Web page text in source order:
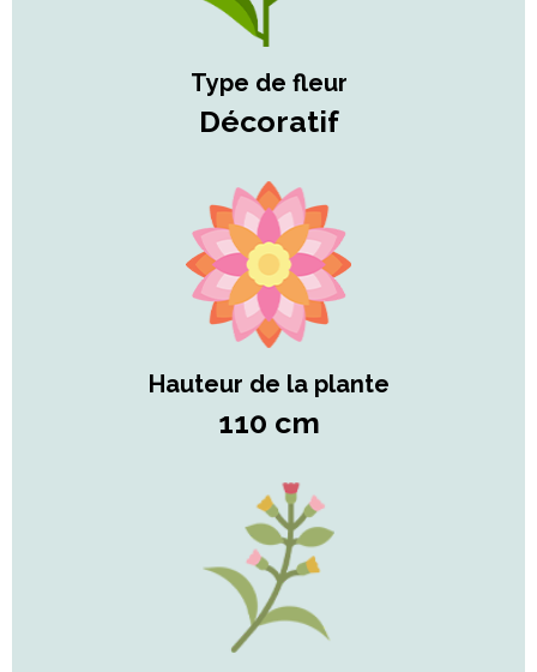
Type de fleur
Décoratif
Hauteur de la plante
110 cm